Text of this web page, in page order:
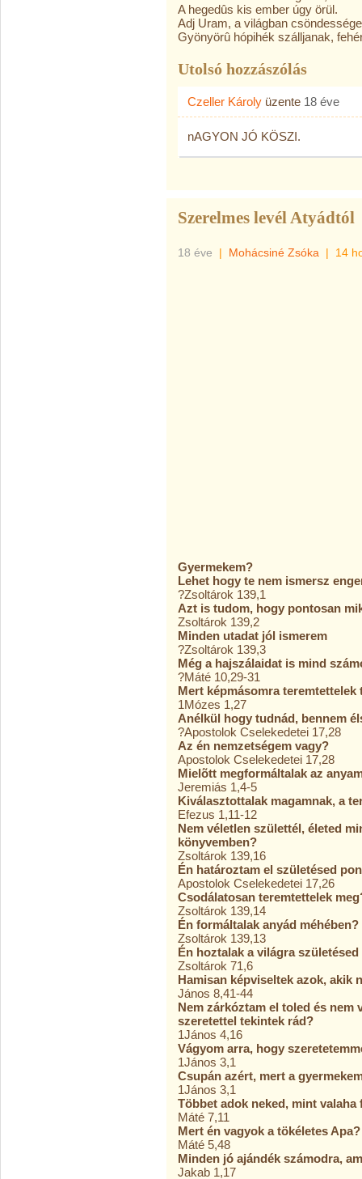
A hegedûs kis ember úgy örül.
Adj Uram, a világban
Gyönyörû hópihék szálljanak,
Utolsó hozzászólás
Czeller Károly üzente 18 éve
nAGYON JÓ KÖSZI.
Szerelmes levél Atyádtól
18 éve | Mohácsiné Zsóka | 14
Gyermekem?
Lehet hogy te nem ismersz
?Zsoltárok 139,1
Azt is tudom, hogy pontosan
Zsoltárok 139,2
Minden utadat jól ismerem
?Zsoltárok 139,3
Még a hajszálaidat is mind
?Máté 10,29-31
Mert képmásomra teremtettelek
1Mózes 1,27
Anélkül hogy tudnád, bennem
?Apostolok Cselekedetei 17,28
Az én nemzetségem vagy?
Apostolok Cselekedetei 17,28
Mielõtt megformáltalak az
Jeremiás 1,4-5
Kiválasztottalak magamnak, a
Efezus 1,11-12
Nem véletlen születtél, életed
könyvemben?
Zsoltárok 139,16
Én határoztam el születésed
Apostolok Cselekedetei 17,26
Csodálatosan teremtettelek
Zsoltárok 139,14
Én formáltalak anyád méhében?
Zsoltárok 139,13
Én hoztalak a világra
Zsoltárok 71,6
Hamisan képviseltek azok, akik
János 8,41-44
Nem zárkóztam el toled és nem
szeretettel tekintek rád?
1János 4,16
Vágyom arra, hogy
1János 3,1
Csupán azért, mert a
1János 3,1
Többet adok neked, mint
Máté 7,11
Mert én vagyok a tökéletes Apa?
Máté 5,48
Minden jó ajándék számodra,
Jakab 1,17